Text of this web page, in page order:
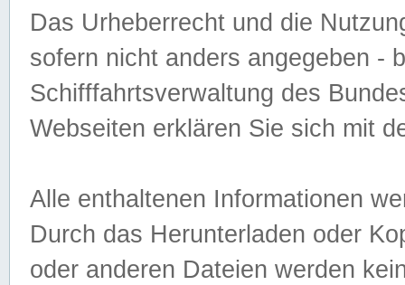
Das Urheberrecht und die
sofern nicht anders angegeben -
Schifffahrtsverwaltung des
Webseiten erklären Sie sich mit
Alle enthaltenen Informationen
Durch das Herunterladen oder
oder anderen Dateien werden